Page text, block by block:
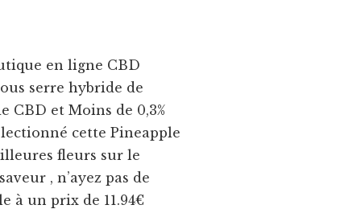
en ligne CBD
serre hybride de
CBD et Moins de 0,3%
cette Pineapple
fleurs sur le
, n’ayez pas de
à un prix de 11.94€